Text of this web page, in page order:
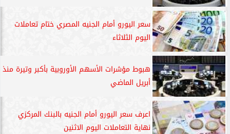
سعر اليورو أمام الجنيه المصري ختام تعاملات
اليوم الثلاثاء
هبوط مؤشرات الأسهم الأوروبية بأكبر وتيرة منذ
أبريل الماضي
اعرف سعر اليورو أمام الجنيه بالبنك المركزي
نهاية التعاملات اليوم الاثنين